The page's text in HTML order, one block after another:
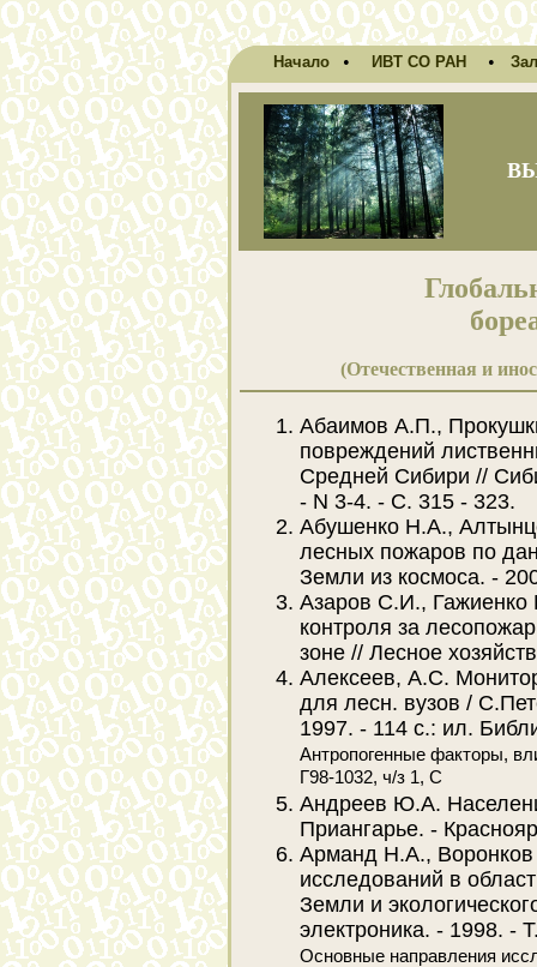
Начало • ИВТ СО РАН •
(Отечественная и
Абаимов А.П.,
повреждений
Средней Сибири //
- N 3-4. - С. 315 - 323.
Абушенко Н.А.,
лесных пожаров по
Земли из космоса. -
Азаров С.И., Гажиенко
контроля за
зоне // Лесное
Алексеев, А.С.
для лесн. вузов /
1997. - 114 с.: ил.
Антропогенные факторы,
Г98-1032, ч/з 1, С
Андреев Ю.А.
Приангарье. -
Арманд Н.А.,
исследований в
Земли и
электроника. - 1998. -
Основные направления